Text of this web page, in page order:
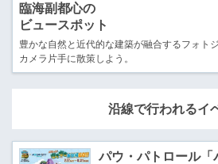
臨海副都心の
ビュースポット
豊かな自然と近代的な建築が融合するフォト
カメラ片手に散策しよう。
沿線で行われるイ
パウ・パトロール「